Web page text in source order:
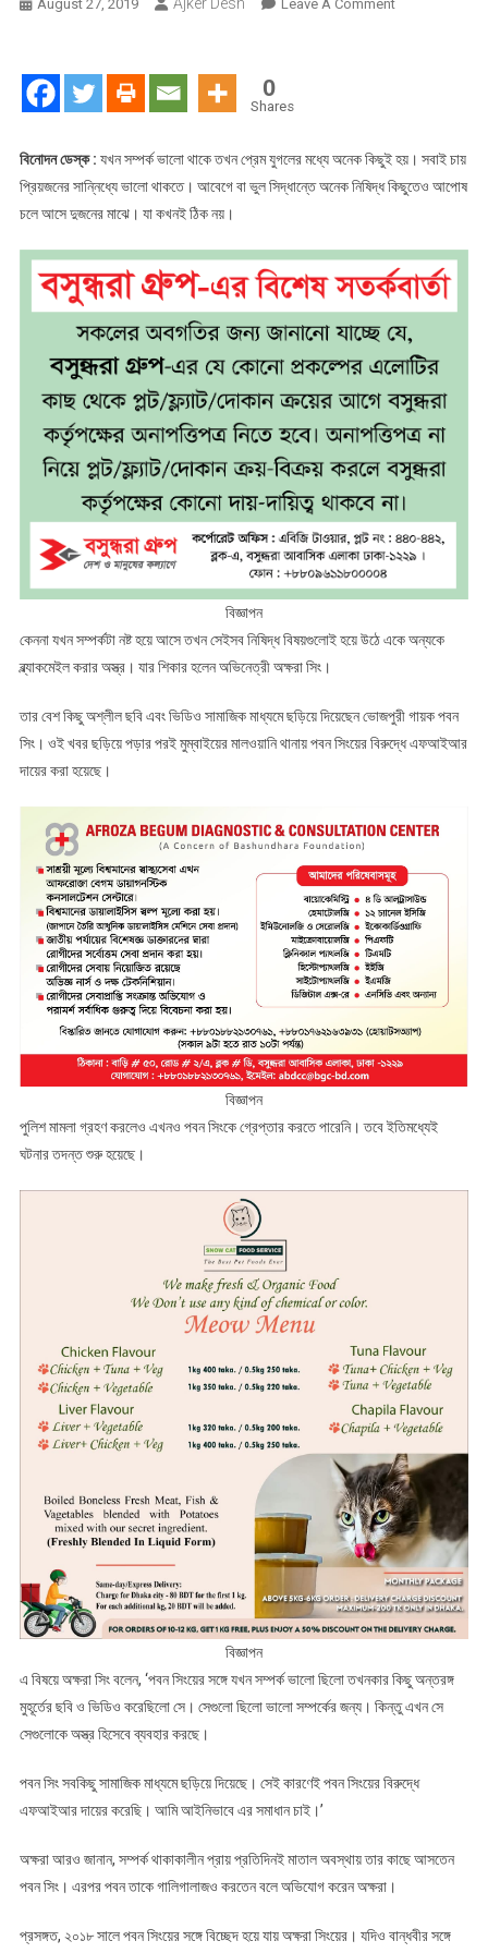
August 27, 2019 Leave A Comment
করে
দিলেন
0
Shares
বিনোদন ডেস্ক : যখন সম্পর্ক ভালো থাকে তখন প্রেম যুগলের মধ্যে অনেক কিছুই হয়। সবাই চায়
প্রিয়জনের সান্নিধ্যে ভালো থাকতে। আবেগে বা ভুল সিদ্ধান্তে অনেক নিষিদ্ধ কিছুতেও আপোষ
চলে আসে দুজনের মাঝে। যা কখনই ঠিক নয়।
বিজ্ঞাপন
কেননা যখন সম্পর্কটা নষ্ট হয়ে আসে তখন সেইসব নিষিদ্ধ বিষয়গুলোই হয়ে উঠে একে অন্যকে
ব্ল্যাকমেইল করার অস্ত্র। যার শিকার হলেন অভিনেত্রী অক্ষরা সিং।
তার বেশ কিছু অশ্লীল ছবি এবং ভিডিও সামাজিক মাধ্যমে ছড়িয়ে দিয়েছেন ভোজপুরী গায়ক পবন
সিং। ওই খবর ছড়িয়ে পড়ার পরই মুম্বাইয়ের মালওয়ানি থানায় পবন সিংয়ের বিরুদ্ধে এফআইআর
দায়ের করা হয়েছে।
বিজ্ঞাপন
পুলিশ মামলা গ্রহণ করলেও এখনও পবন সিংকে গ্রেপ্তার করতে পারেনি। তবে ইতিমধ্যেই
ঘটনার তদন্ত শুরু হয়েছে।
বিজ্ঞাপন
এ বিষয়ে অক্ষরা সিং বলেন, ‘পবন সিংয়ের সঙ্গে যখন সম্পর্ক ভালো ছিলো তখনকার কিছু অন্তরঙ্গ
মুহূর্তের ছবি ও ভিডিও করেছিলো সে। সেগুলো ছিলো ভালো সম্পর্কের জন্য। কিন্তু এখন সে
সেগুলোকে অস্ত্র হিসেবে ব্যবহার করছে।
পবন সিং সবকিছু সামাজিক মাধ্যমে ছড়িয়ে দিয়েছে। সেই কারণেই পবন সিংয়ের বিরুদ্ধে
এফআইআর দায়ের করেছি। আমি আইনিভাবে এর সমাধান চাই।’
অক্ষরা আরও জানান, সম্পর্ক থাকাকালীন প্রায় প্রতিদিনই মাতাল অবস্থায় তার কাছে আসতেন
পবন সিং। এরপর পবন তাকে গালিগালাজও করতেন বলে অভিযোগ করেন অক্ষরা।
প্রসঙ্গত, ২০১৮ সালে পবন সিংয়ের সঙ্গে বিচ্ছেদ হয়ে যায় অক্ষরা সিংয়ের। যদিও বান্ধবীর সঙ্গে